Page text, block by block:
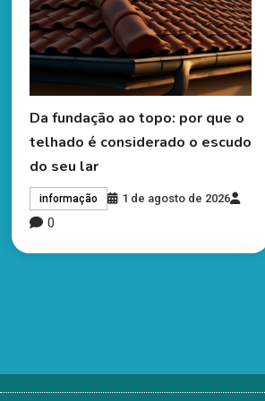
Da fundação ao topo: por que o
telhado é considerado o escudo
do seu lar
informação 1 de agosto de 2026
0